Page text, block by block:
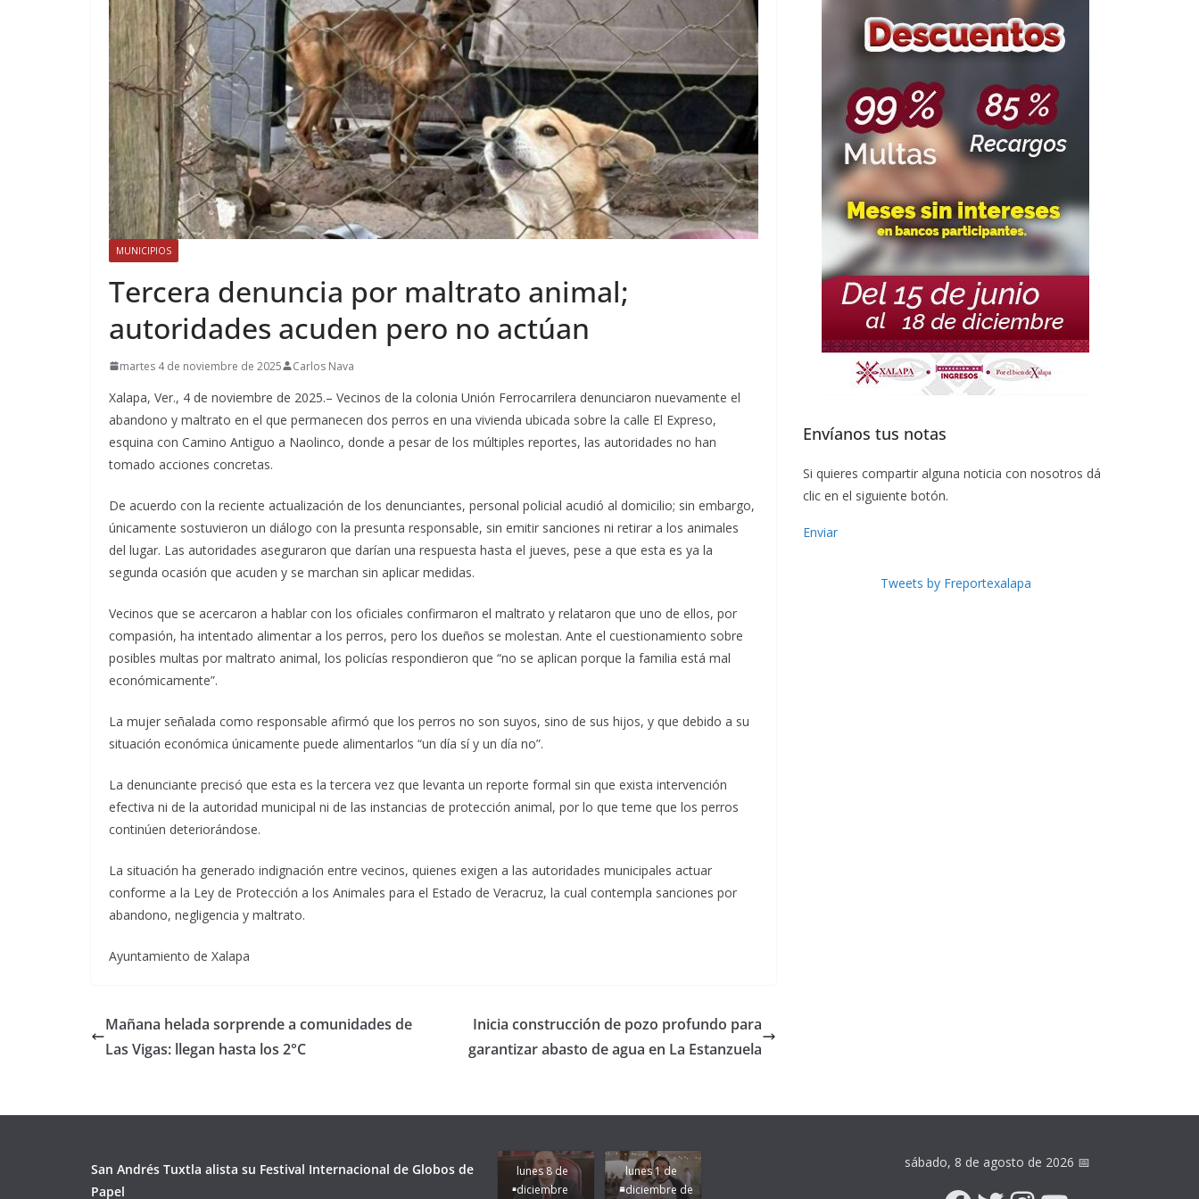
MUNICIPIOS
Tercera denuncia por maltrato animal;
autoridades acuden pero no actúan
martes 4 de noviembre de 2025 Carlos Nava
Xalapa, Ver., 4 de noviembre de 2025.– Vecinos de la colonia Unión Ferrocarrilera denunciaron nuevamente el
abandono y maltrato en el que permanecen dos perros en una vivienda ubicada sobre la calle El Expreso,
esquina con Camino Antiguo a Naolinco, donde a pesar de los múltiples reportes, las autoridades no han
tomado acciones concretas.
De acuerdo con la reciente actualización de los denunciantes, personal policial acudió al domicilio; sin embargo,
únicamente sostuvieron un diálogo con la presunta responsable, sin emitir sanciones ni retirar a los animales
del lugar. Las autoridades aseguraron que darían una respuesta hasta el jueves, pese a que esta es ya la
segunda ocasión que acuden y se marchan sin aplicar medidas.
Vecinos que se acercaron a hablar con los oficiales confirmaron el maltrato y relataron que uno de ellos, por
compasión, ha intentado alimentar a los perros, pero los dueños se molestan. Ante el cuestionamiento sobre
posibles multas por maltrato animal, los policías respondieron que “no se aplican porque la familia está mal
económicamente”.
La mujer señalada como responsable afirmó que los perros no son suyos, sino de sus hijos, y que debido a su
situación económica únicamente puede alimentarlos “un día sí y un día no”.
La denunciante precisó que esta es la tercera vez que levanta un reporte formal sin que exista intervención
efectiva ni de la autoridad municipal ni de las instancias de protección animal, por lo que teme que los perros
continúen deteriorándose.
La situación ha generado indignación entre vecinos, quienes exigen a las autoridades municipales actuar
conforme a la Ley de Protección a los Animales para el Estado de Veracruz, la cual contempla sanciones por
abandono, negligencia y maltrato.
Ayuntamiento de Xalapa
Mañana helada sorprende a comunidades de
Las Vigas: llegan hasta los 2°C
Inicia construcción de pozo profundo para
garantizar abasto de agua en La Estanzuela
Envíanos tus notas
Si quieres compartir alguna noticia con nosotros dá
clic en el siguiente botón.
Enviar
Tweets by Freportexalapa
San Andrés Tuxtla alista su Festival Internacional de Globos de
Papel
Unamos
lunes 8 de
diciembre
lunes 1 de
diciembre de
Apoyo y
Seguimos la
Ruta que
Marca
Pongamos
de moda;
San
Andrés
sábado, 8 de agosto de 2026 📅